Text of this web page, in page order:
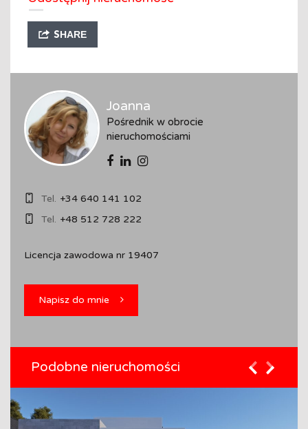
SHARE
Joanna
Pośrednik w obrocie
nieruchomościami
Tel. +34 640 141 102
Tel. +48 512 728 222
Licencja zawodowa nr 19407
Napisz do mnie
Podobne nieruchomości